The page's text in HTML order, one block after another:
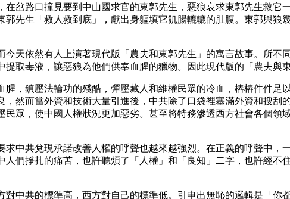
岔路口撞見要到中山國求官的東郭先生，惡狼哀求東郭先生救它
先生「救人救到底」，獻出身軀填它飢腸轆轆的肚腹。東郭與狼
天依然有人上演著現代版「農夫和東郭先生」的寓言故事。所不
取毒液，讓惡狼為他們供奉血腥的獵物。因此現代版的「農夫與
，鎮壓法輪功的殘酷，彈壓藏人和維權民眾的冷血，樁樁件件
然而當外資和技術大量引進後，中共除了口袋裡塞滿外資和搜刮
眾，使中國人權狀況更加惡劣。甚至將特務滲透西方社會各個
中共兌現承諾改善人權的呼聲也越來越強烈。在正義的呼聲中，
們掙扎的痛苦，也許聽煩了「人權」和「良知」二字，也許經不
中共的標準高，西方對自己的標準低。引申出無恥的邏輯是「